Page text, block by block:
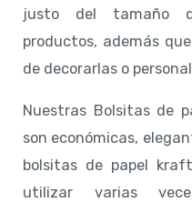
justo del tamaño
productos, además
de decorarlas o
Nuestras Bolsitas de
son económicas,
bolsitas de papel
utilizar varias